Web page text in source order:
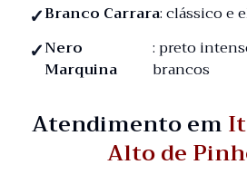
Branco Carrara: clássico e
Nero
Marquina
: preto
brancos
Atendimento em
Alto de